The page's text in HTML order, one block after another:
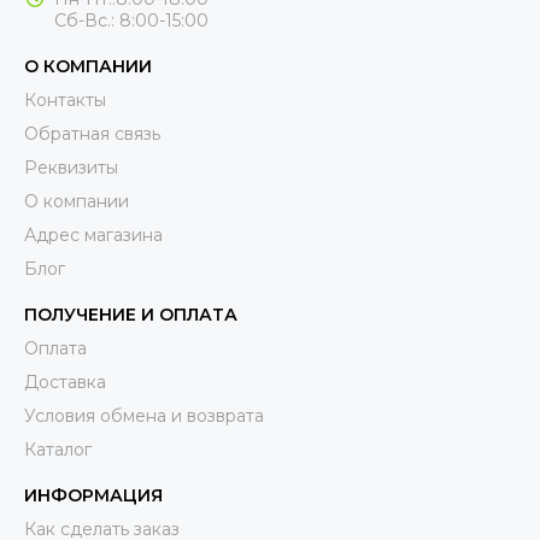
Сб-Вс.: 8:00-15:00
О КОМПАНИИ
Контакты
Обратная связь
Реквизиты
О компании
Адрес магазина
Блог
ПОЛУЧЕНИЕ И ОПЛАТА
Оплата
Доставка
Условия обмена и возврата
Каталог
ИНФОРМАЦИЯ
Как сделать заказ